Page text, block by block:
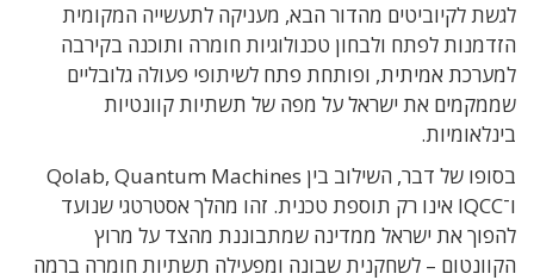
לגשת לקיוביטים מהדור הבא, מעניקה לתעשייה המקומית
הזדמנות לפתח ולבחון טכנולוגיות חומרה ותוכנה בקירבה
למערכת אמיתית, ופותחת פתח לשיתופי פעולה גלובליים
שממקמים את ישראל על מפה של תשתיות קוונטיות
בינלאומיות.
בסופו של דבר, השילוב בין Qolab, Quantum Machines
ו־IQCC אינו רק תוספת טכנית. זהו מהלך אסטרטגי שנועד
להפוך את ישראל ממדינה שמתבוננת מהצד על מרוץ
הקוונטום – לשחקנית שבונה ומפעילה תשתיות חומרה ברמה